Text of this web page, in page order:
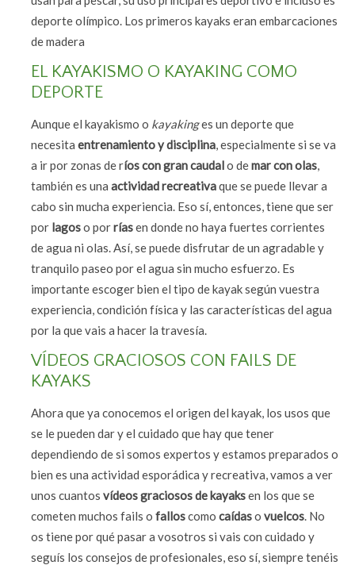
deporte olímpico. Los primeros kayaks eran embarcaciones
de madera
EL KAYAKISMO O KAYAKING COMO
DEPORTE
Aunque el kayakismo o kayakinges un deporte que
necesitaentrenamiento y disciplina , especialmente si se va
a ir por zonas de ríos con gran caudalo demar con olas
también es unaactividad recreativaque se puede llevar a
cabo sin mucha experiencia. Eso sí, entonces, tiene que ser
por lagoso porríasen donde no haya fuertes corrientes
de agua ni olas. Así, se puede disfrutar de un agradable y
tranquilo paseo por el agua sin mucho esfuerzo. Es
importante escoger bien el tipo de kayak según vuestra
experiencia, condición física y las características del agua
por la que vais a hacer la travesía.
VÍDEOS GRACIOSOS CON FAILS DE
KAYAKS
Ahora que ya conocemos el origen del kayak, los usos que
se le pueden dar y el cuidado que hay que tener
dependiendo de si somos expertos y estamos preparados o
bien es una actividad esporádica y recreativa, vamos a ver
unos cuantosvídeos graciosos de kayaksen los que se
cometen muchos fails ofalloscomocaídasovuelcos . No
os tiene por qué pasar a vosotros si vais con cuidado y
seguís los consejos de profesionales, eso sí, siempre tenéis